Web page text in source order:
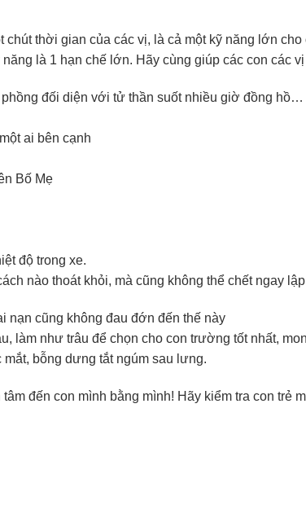
chút thời gian của các vị, là cả một kỹ năng lớn
là 1 hạn chế lớn. Hãy cùng giúp các con các vị
đối diện với tử thần suốt nhiều giờ đồng hồ…
ai bên cạnh
Bố Mẹ
độ trong xe.
nào thoát khỏi, mà cũng không thể chết ngay
nạn cũng không đau đớn đến thế này
làm như trâu để chọn cho con trường tốt nhất,
bỗng dưng tắt ngúm sau lưng.
đến con mình bằng mình! Hãy kiểm tra con trẻ